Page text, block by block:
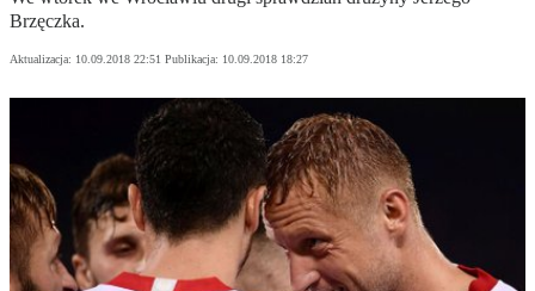
Brzęczka.
Aktualizacja: 10.09.2018 22:51 Publikacja: 10.09.2018 18:27